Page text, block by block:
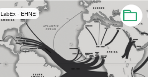
LabEx - EHNE